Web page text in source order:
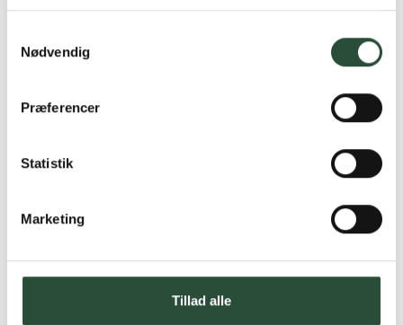
Nødvendig
Præferencer
Statistik
Marketing
Tillad alle